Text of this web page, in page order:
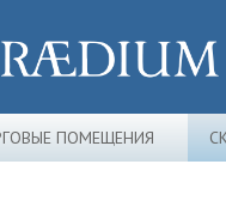
ПОМЕЩЕНИЯ